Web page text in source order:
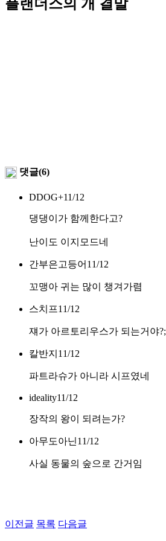
플랜더스의 개 결말
댓글(6)
DDOG+11/12
댕댕이가 함께한다고?
난이도 이지모드네
간부은고등어 11/12
꼬맹아 귀는 많이 챙겨가렴
스치프11/12
쟤가 아르토리우스가 되는거야?;
칼반지 11/12
파트라슈가 아니라 시프였네
ideality11/12
장작의 왕이 되려는가?
아무도아닌11/12
사실 동물의 숲으로 간거임
이전글 목록 다음글